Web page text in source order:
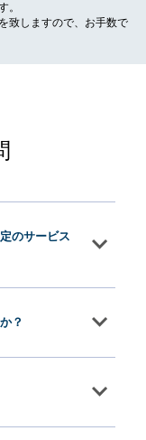
。
致しますので、お手数で
のサービス
？